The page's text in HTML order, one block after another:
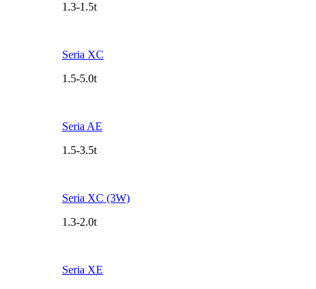
1.3-1.5t
Seria XC
1.5-5.0t
Seria AE
1.5-3.5t
Seria XC (3W)
1.3-2.0t
Seria XE